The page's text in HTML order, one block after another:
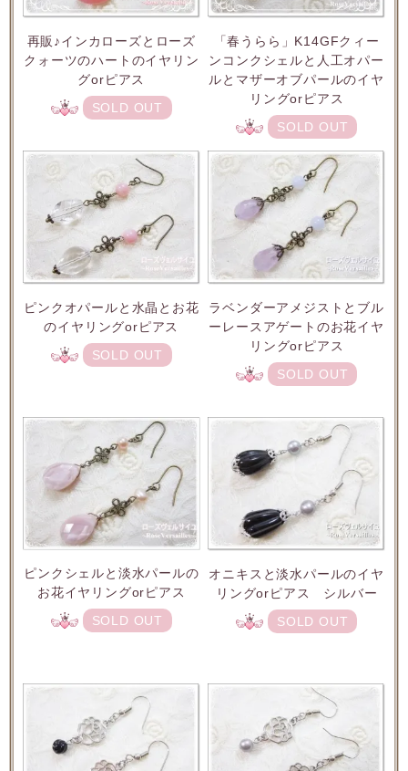
再販♪インカローズとローズ
クォーツのハートのイヤリン
グorピアス
SOLD OUT
「春うらら」K14GFクィー
ンコンクシェルと人工オパー
ルとマザーオブパールのイヤ
リングorピアス
SOLD OUT
ピンクオパールと水晶とお花
のイヤリングorピアス
SOLD OUT
ラベンダーアメジストとブル
ーレースアゲートのお花イヤ
リングorピアス
SOLD OUT
ピンクシェルと淡水パールの
お花イヤリングorピアス
SOLD OUT
オニキスと淡水パールのイヤ
リングorピアス シルバー
SOLD OUT